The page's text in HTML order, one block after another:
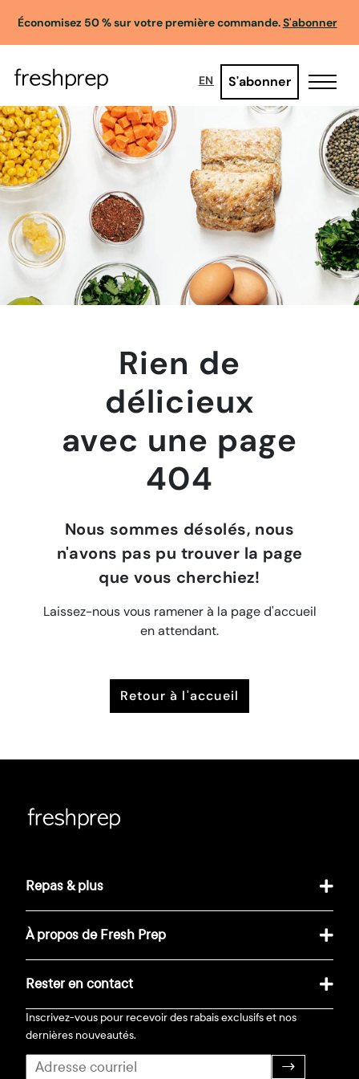
Économisez 50 % sur votre première commande.S'abonner
EN S'abonner
Rien de
délicieux
avec une page
404
Nous sommes désolés, nous
n'avons pas pu trouver la page
que vous cherchiez!
Laissez-nous vous ramener à la page d'accueil
en attendant.
retour à l'accueil
Repas & plus
À propos de Fresh Prep
Rester en contact
Inscrivez-vous pour recevoir des rabais exclusifs et nos
dernières nouveautés.
→